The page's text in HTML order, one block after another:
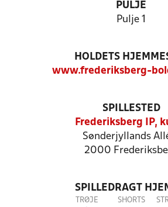
PULJE
Pulje 1
HOLDETS
www.frederiksberg-
SPILLESTED
Frederiksberg IP,
Sønderjyllands
2000
SPILLEDRAGT
TRØJE SHORTS